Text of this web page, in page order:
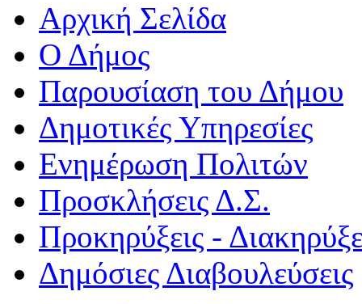
Αρχική Σελίδα
Ο Δήμος
Παρουσίαση του Δήμου
Δημοτικές Υπηρεσίες
Ενημέρωση Πολιτών
Προσκλήσεις Δ.Σ.
Προκηρύξεις -
Δημόσιες Διαβουλεύσεις